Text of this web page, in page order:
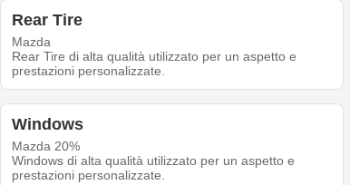
Rear Tire
Mazda
Rear Tire di alta qualità utilizzato per un aspetto e
prestazioni personalizzate.
Windows
Mazda 20%
Windows di alta qualità utilizzato per un aspetto e
prestazioni personalizzate.